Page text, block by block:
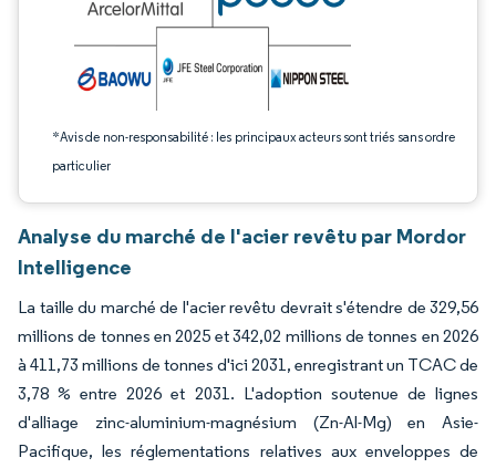
*Avis de non-responsabilité : les principaux acteurs sont triés sans ordre
particulier
Analyse du marché de l'acier revêtu par Mordor
Intelligence
La taille du marché de l'acier revêtu devrait s'étendre de 329,56
millions de tonnes en 2025 et 342,02 millions de tonnes en 2026
à 411,73 millions de tonnes d'ici 2031, enregistrant un TCAC de
3,78 % entre 2026 et 2031. L'adoption soutenue de lignes
d'alliage zinc-aluminium-magnésium (Zn-Al-Mg) en Asie-
Pacifique, les réglementations relatives aux enveloppes de